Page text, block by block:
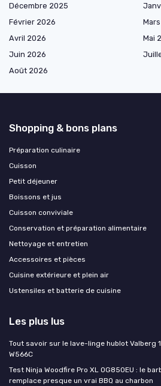
Décembre 2025
Février 2026
Avril 2026
Mai
Juin 2026
Août 2026
Shopping & bons plans
Préparation culinaire
Cuisson
Petit déjeuner
Boissons et jus
Cuisson conviviale
Conservation et préparation alimentaire
Nettoyage et entretien
Accessoires et pièces
Cuisine extérieure et plein air
Ustensiles et batterie de cuisine
Les plus lus
Tout savoir sur le lave-linge hublot Valberg
W566C
Test Ninja Woodfire Pro XL OG850EU : le
remplace presque un vrai BBQ au charbon